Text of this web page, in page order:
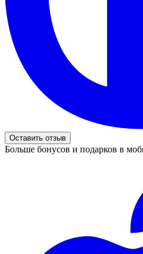
Оставить отзыв
Больше бонусов и подарков в